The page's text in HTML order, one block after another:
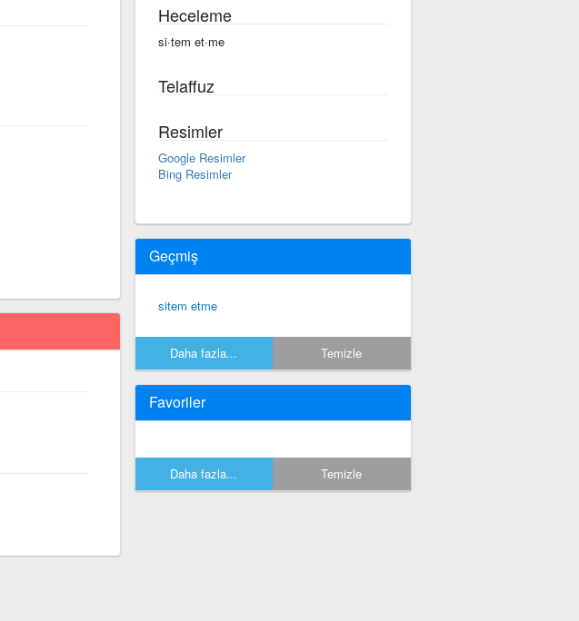
Heceleme
si·tem et·me
Telaffuz
Resimler
Google Resimler
Bing Resimler
Geçmiş
sitem etme
Daha fazla... Temizle
Favoriler
Daha fazla... Temizle